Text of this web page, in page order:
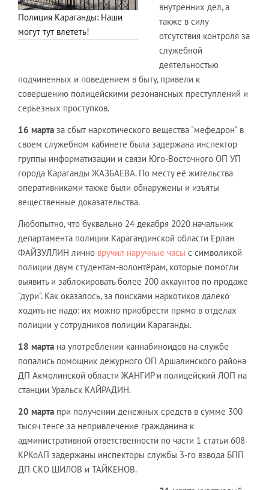
Полиция Караганды: Наши
могут тут влететь!
внутренних дел, а
также в силу
отсутствия контроля за
служебной
деятельностью
подчиненных и поведением в быту, привели к
совершению полицейскими резонансных преступлений и
серьезных проступков.
16 марта за сбыт наркотического вещества "мефедрон" в
своем служебном кабинете была задержана инспектор
группы информатизации и связи Юго-Восточного ОП УП
города Караганды ЖАЗБАЕВА. По месту её жительства
оперативниками также были обнаружены и изъяты
вещественные доказательства.
Любопытно, что буквально 24 декабря 2020 начальник
департамента полиции Карагандинской области Ерлан
ФАЙЗУЛЛИН лично вручил наручные часы с символикой
полиции двум студентам-волонтёрам, которые помогли
выявить и заблокировать более 200 аккаунтов по продаже
"дури". Как оказалось, за поисками наркотиков далеко
ходить не надо: их можно приобрести прямо в отделах
полиции у сотрудников полиции Караганды.
18 марта на употреблении каннабиноидов на службе
попались помощник дежурного ОП Аршалинского района
ДП Акмолинской области ЖАНГИР и полицейский ЛОП на
станции Уральск КАЙРАДИН.
20 марта при получении денежных средств в сумме 300
тысяч тенге за непривлечение гражданина к
административной ответственности по части 1 статьи 608
КРКоАП задержаны инспекторы службы 3-го взвода БПП
ДП СКО ШИЛОВ и ТАЙКЕНОВ.